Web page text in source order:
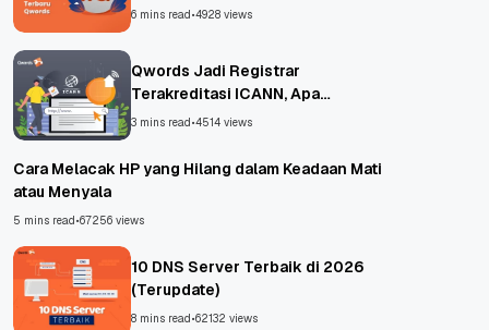
6 mins read •4928 views
Qwords Jadi Registrar
Terakreditasi ICANN, Apa
Untungnya?
3 mins read •4514 views
Cara Melacak HP yang Hilang dalam Keadaan Mati
atau Menyala
5 mins read •67256 views
10 DNS Server Terbaik di 2026
(Terupdate)
8 mins read •62132 views